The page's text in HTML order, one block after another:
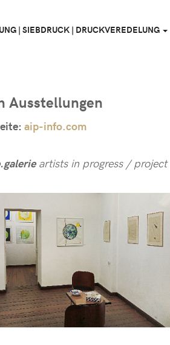
| SIEBDRUCK | DRUCKVEREDELUNG
Ausstellungen
aip-info.com
artists in progress / project